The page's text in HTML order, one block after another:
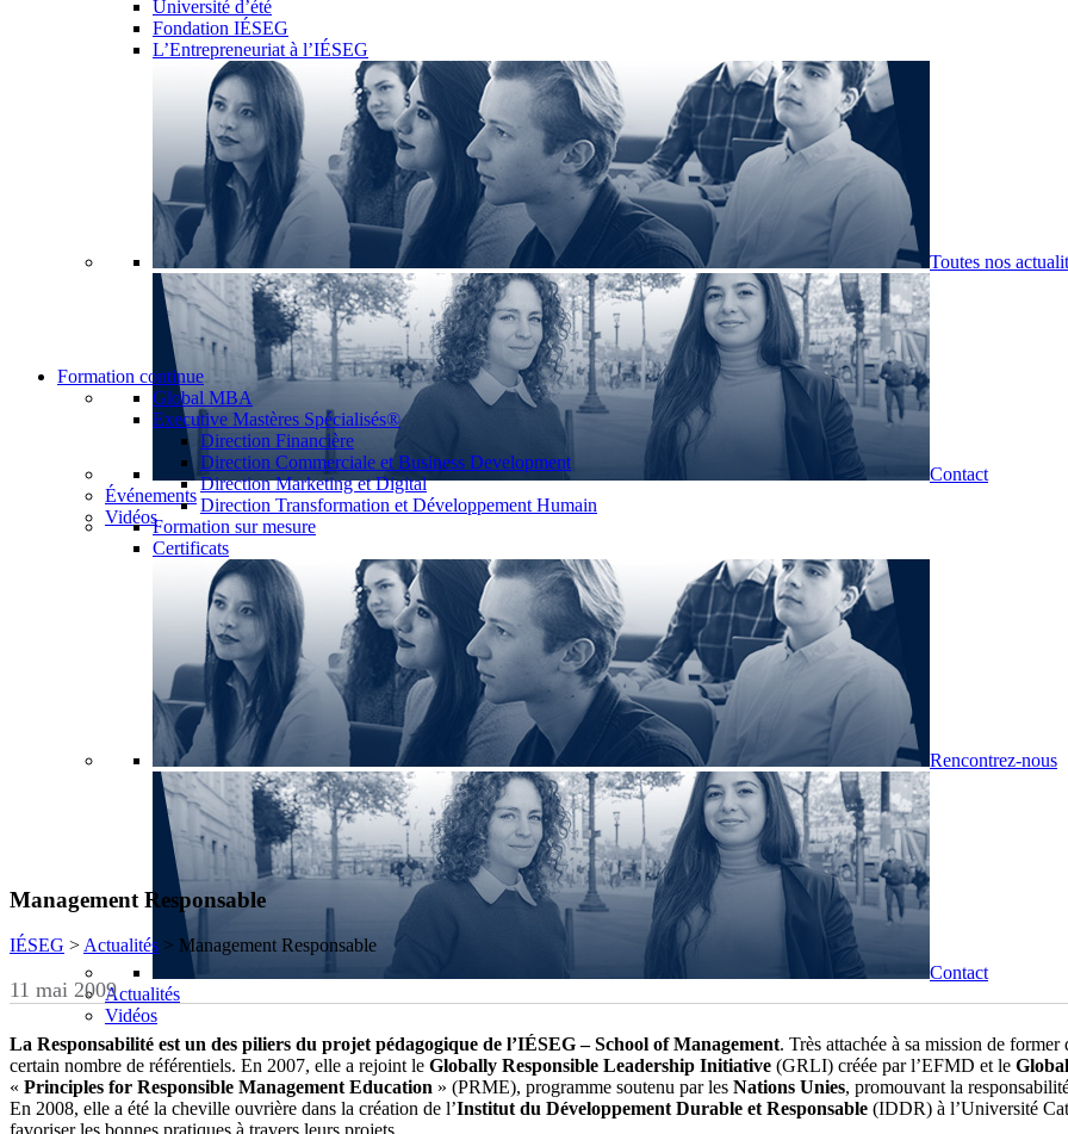
Université d’été
Fondation IÉSEG
L’Entrepreneuriat à l’IÉSEG
Toutes nos
Contact
Événements
Vidéos
Formation continue
Global MBA
Executive Mastères Spécialisés®
Direction Financière
Direction Commerciale et Business Development
Direction Marketing et Digital
Direction Transformation et Développement Humain
Formation sur mesure
Certificats
Rencontrez-nous
Contact
Actualités
Vidéos
Management Responsable
IÉSEG >Actualités > Management Responsable
11 mai 2009
La Responsabilité est un des piliers du projet pédagogique de l’IÉSEG – School of Management. Très attachée à sa mission de
certain nombre de référentiels. En 2007, elle a rejoint le Globally Responsible Leadership Initiative (GRLI) créée par l’EFMD et le
« Principles for Responsible Management Education » (PRME), programme soutenu par les Nations Unies, promouvant la
En 2008, elle a été la cheville ouvrière dans la création de l’Institut du Développement Durable et Responsable (IDDR) à l’Université